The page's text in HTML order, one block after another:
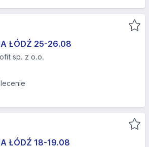
ŁÓDŹ 25-26.08​
sp. z o.o.
ŁÓDŹ 18-19.08​